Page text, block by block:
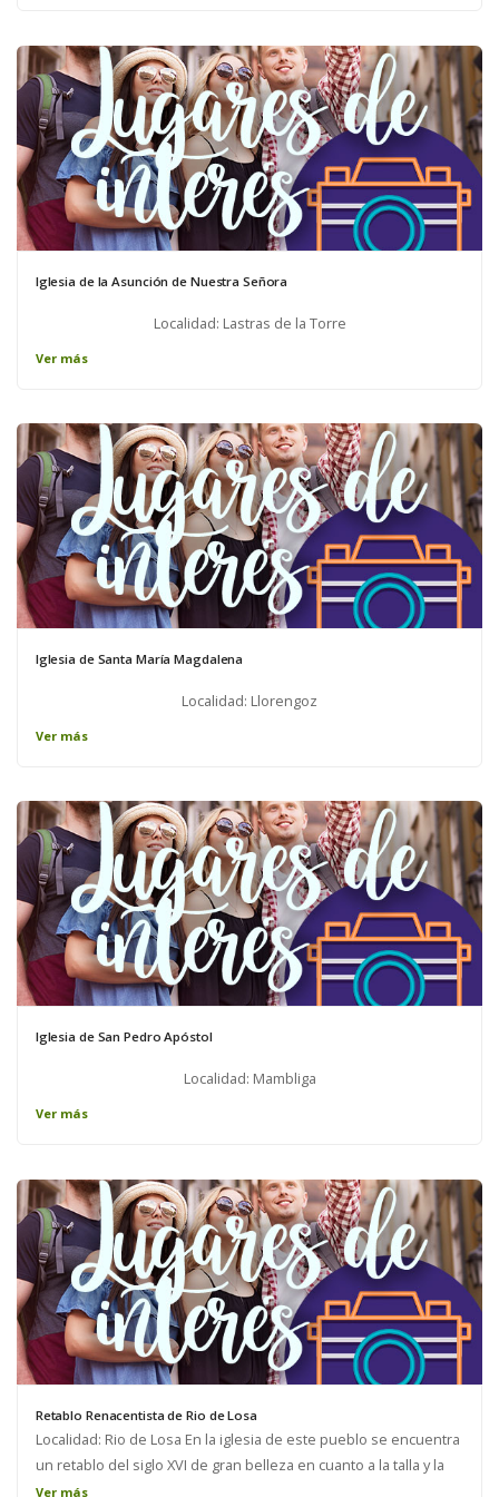
Iglesia de la Asunción de Nuestra Señora
Localidad: Lastras de la Torre
Ver más
Iglesia de Santa María Magdalena
Localidad: Llorengoz
Ver más
Iglesia de San Pedro Apóstol
Localidad: Mambliga
Ver más
Retablo Renacentista de Rio de Losa
Localidad: Rio de Losa En la iglesia de este pueblo se encuentra
un retablo del siglo XVI de gran belleza en cuanto a la talla y la
composición del equilibrio dentro de las escenas. El tema
Ver más